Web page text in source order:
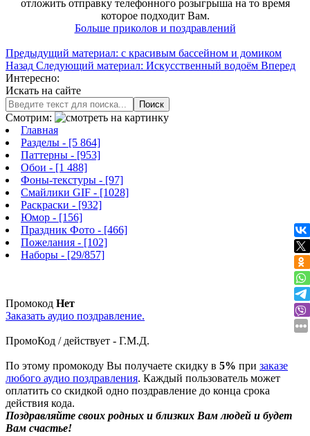
отложить отправку телефонного розыгрыша на то время
которое подходит Вам.
Больше приколов и поздравлений
Предыдущий материал: с красивым бассейном и домиком
Назад Следующий материал: Искусственный водоём Вперед
Интересно:
Искать на сайте
Поиск
Смотрим:
Главная
Разделы - [5 864]
Паттерны - [953]
Обои - [1 488]
Фоны-текстуры - [97]
Смайлики GIF - [1028]
Раскраски - [932]
Юмор - [156]
Праздник Фото - [466]
Пожелания - [102]
Наборы - [29/857]
Промокод Нет
Заказать аудио поздравление.
ПромоКод / действует - Г.М.Д.
По этому промокоду Вы получаете скидку в 5% при заказе
любого аудио поздравления. Каждый пользователь может
оплатить со скидкой одно поздравление до конца срока
действия кода.
Поздравляйте своих родных и близких Вам людей и будет
Вам счастье!